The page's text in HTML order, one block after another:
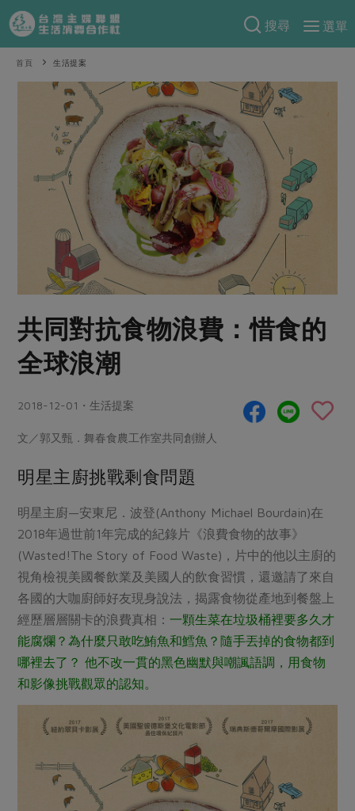
搜尋
選單
產品分類
當季蔬果
當令水果
蕈菇類
辛香料類
奶蛋豆・五穀
乳製品
豆製品 米麵雜糧
肉品・水產
畜產肉類
調理食材・點心
保健食品
美妝保養 個人清潔
家庭清潔 織品
防災用品
最新產品
優惠專區
素食專區
食譜料理
常備菜
蛋料理
醬料
湯品．鍋物
涼拌沙拉
飲品
主題食譜
異國料理
年菜食譜
節慶大餐
高麗菜海鮮煎餅
特別企畫
預購活動
把最好的台灣味帶回家！
防災用品預購圓滿結束
2026年端午節預購圓滿結束
更多預購活動
當季產品
傳到心坎裡，誠心又澎派
合作25-經典快閃最後一週
合作25-精選產品第四彈
議題活動
主婦聯盟X樂齡網特約優惠案
30%rPET紅烏龍茶
2024農業發展計畫年度報告
更多議題活動
傳到心坎裡，誠心又澎派
綠主張
一籃菜真心話
社內大小事 合作聯合國
樂齡生活 親子食育
廚房瑜伽
關注議題
減硝酸鹽 惜食
非基改運動
減添加物 減塑減廢
公益金 食農教育
更多議題
生活者e週報
綠主張月刊
關於合作社
認識合作社
關於我們
合作社組織
員工與求才
產品檢驗
自主把關
硝酸鹽檢驗
社員權益
合作社法規
社務專區
選舉專區
最新消息
地區活動
重要公告
首頁 生活提案
共同對抗食物浪費：惜食的
全球浪潮
2018-12-01・生活提案
文／郭又甄．舞春食農工作室共同創辦人
明星主廚挑戰剩食問題
明星主廚—安東尼．波登(Anthony Michael Bourdain)在
2018年過世前1年完成的紀錄片《浪費食物的故事》
(Wasted!The Story of Food Waste)，片中的他以主廚的
視角檢視美國餐飲業及美國人的飲食習慣，還邀請了來自
各國的大咖廚師好友現身說法，揭露食物從產地到餐盤上
經歷層層關卡的浪費真相：一顆生菜在垃圾桶裡要多久才
能腐爛？為什麼只敢吃鮪魚和鱈魚？隨手丟掉的食物都到
哪裡去了？ 他不改一貫的黑色幽默與嘲諷語調，用食物
和影像挑戰觀眾的認知。